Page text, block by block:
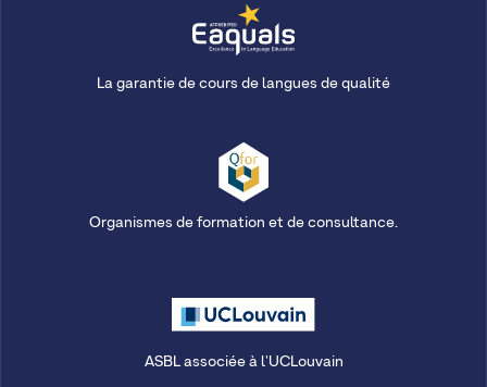
La garantie de cours de langues de qualité
Organismes de formation et de consultance.
ASBL associée à l'UCLouvain